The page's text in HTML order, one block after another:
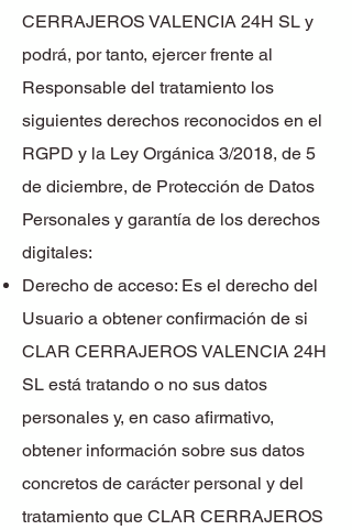
CERRAJEROS VALENCIA 24H SL y
podrá, por tanto, ejercer frente al
Responsable del tratamiento los
siguientes derechos reconocidos en el
RGPD y la Ley Orgánica 3/2018, de 5
de diciembre, de Protección de Datos
Personales y garantía de los derechos
digitales:
Derecho de acceso: Es el derecho del
Usuario a obtener confirmación de si
CLAR CERRAJEROS VALENCIA 24H
SL está tratando o no sus datos
personales y, en caso afirmativo,
obtener información sobre sus datos
concretos de carácter personal y del
tratamiento que CLAR CERRAJEROS